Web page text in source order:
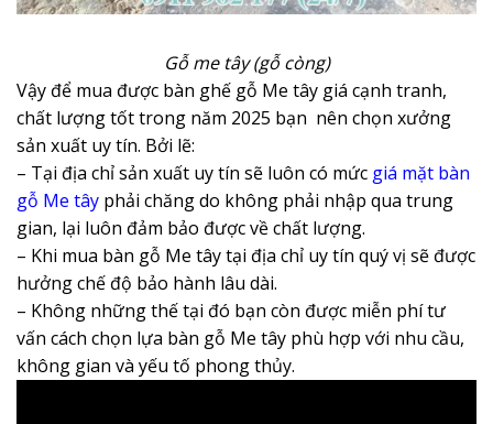
Gỗ me tây (gỗ còng)
Vậy để mua được bàn ghế gỗ Me tây giá cạnh tranh,
chất lượng tốt trong năm 2025 bạn nên chọn xưởng
sản xuất uy tín. Bởi lẽ:
– Tại địa chỉ sản xuất uy tín sẽ luôn có mức giá mặt bàn
gỗ Me tây phải chăng do không phải nhập qua trung
gian, lại luôn đảm bảo được về chất lượng.
– Khi mua bàn gỗ Me tây tại địa chỉ uy tín quý vị sẽ được
hưởng chế độ bảo hành lâu dài.
– Không những thế tại đó bạn còn được miễn phí tư
vấn cách chọn lựa bàn gỗ Me tây phù hợp với nhu cầu,
không gian và yếu tố phong thủy.